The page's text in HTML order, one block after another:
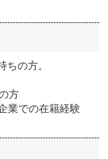
ちの方。
方
業での在籍経験